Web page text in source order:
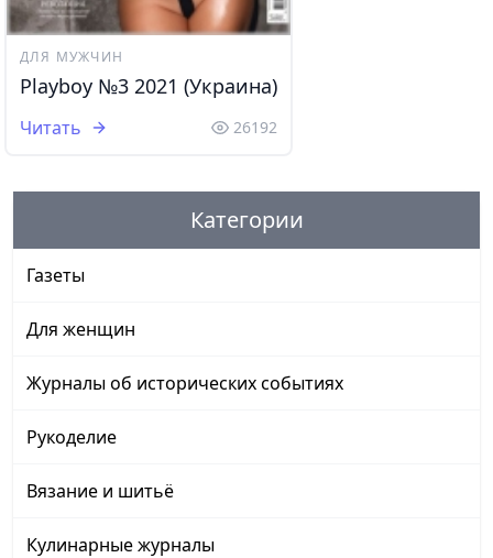
ДЛЯ МУЖЧИН
Playboy №3 2021 (Украина)
Читать 26192
Категории
Газеты
Для женщин
Журналы об исторических событиях
Рукоделие
Вязание и шитьё
Кулинарные журналы